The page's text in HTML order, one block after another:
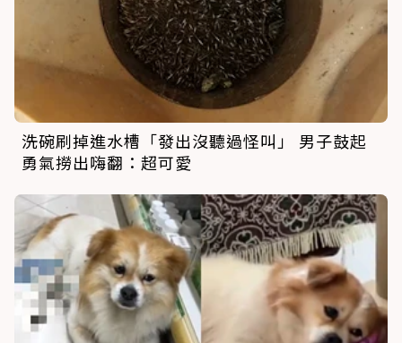
洗碗刷掉進水槽「發出沒聽過怪叫」 男子鼓起
勇氣撈出嗨翻：超可愛